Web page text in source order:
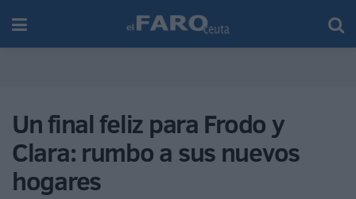
Un final feliz para Frodo y
Clara: rumbo a sus nuevos
hogares